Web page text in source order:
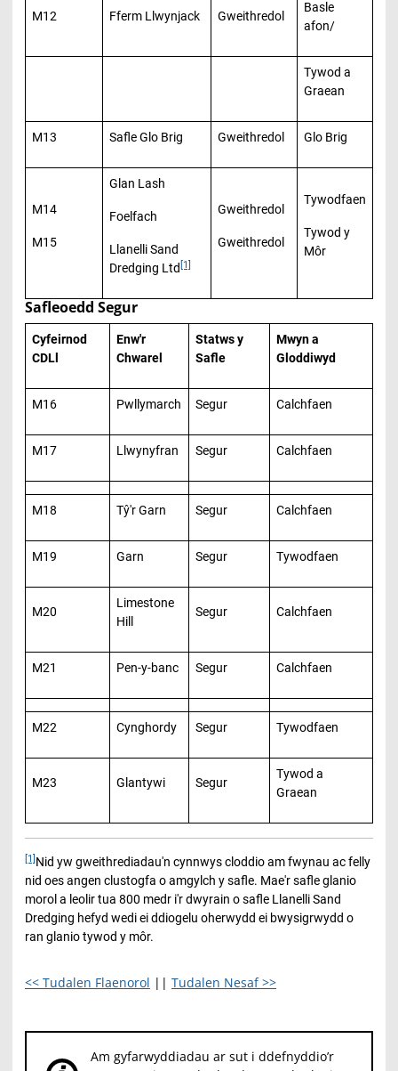
M12 Fferm Llwynjack Gweithredol
Basle
afon/
Tywod a
Graean
M13 Safle Glo Brig Gweithredol Glo Brig
M14
M15
Glan Lash
Foelfach
Llanelli Sand
Dredging Ltd [1]
Gweithredol
Gweithredol
Tywodfaen
Tywod y
Môr
Safleoedd Segur
Cyfeirnod
CDLl
Enw'r
Chwarel
Statws y
Safle
Mwyn a
Gloddiwyd
M16 Pwllymarch Segur Calchfaen
M17 Llwynyfran Segur Calchfaen
M18 Tŷ'r Garn Segur Calchfaen
M19 Garn Segur Tywodfaen
M20
Limestone
Hill
Segur Calchfaen
M21 Pen-y-banc Segur Calchfaen
M22 Cynghordy Segur Tywodfaen
M23 Glantywi Segur
Tywod a
Graean
[1] Nid yw gweithrediadau'n cynnwys cloddio am fwynau ac felly
nid oes angen clustogfa o amgylch y safle. Mae'r safle glanio
morol a leolir tua 800 medr i'r dwyrain o safle Llanelli Sand
Dredging hefyd wedi ei ddiogelu oherwydd ei bwysigrwydd o
ran glanio tywod y môr.
<< Tudalen Flaenorol || Tudalen Nesaf >>
Am gyfarwyddiadau ar sut i ddefnyddio’r